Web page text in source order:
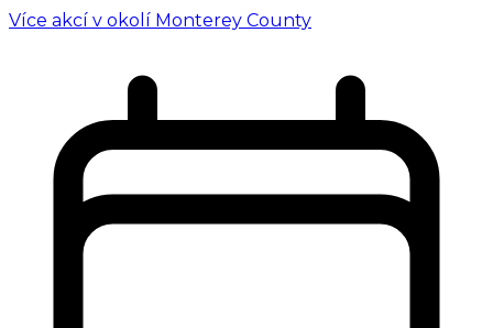
Více akcí v okolí Monterey County